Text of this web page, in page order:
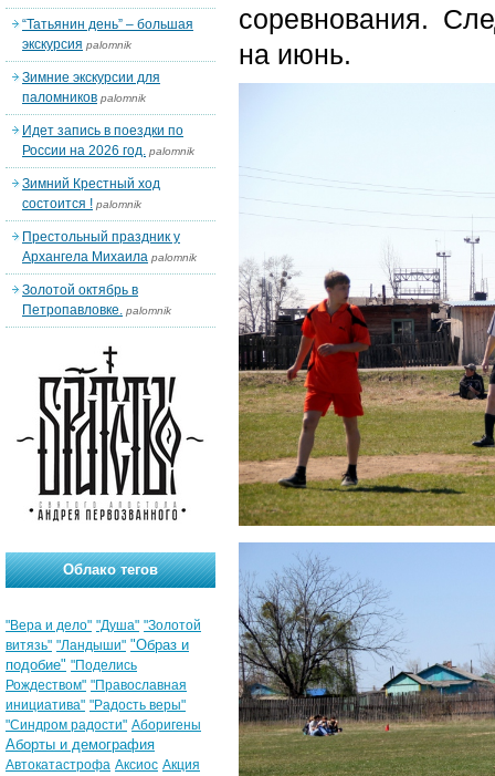
соревнования.
на июнь.
“Татьянин день” – большая
экскурсия palomnik
Зимние экскурсии для
паломников palomnik
Идет запись в поездки по
России на 2026 год. palomnik
Зимний Крестный ход
состоится ! palomnik
Престольный праздник у
Архангела Михаила palomnik
Золотой октябрь в
Петропавловке. palomnik
Облако тегов
"Вера и дело" "Душа" "Золотой
витязь" "Ландыши" "Образ и
подобие" "Поделись
Рождеством" "Православная
инициатива" "Радость веры"
"Синдром радости" Аборигены
Аборты и демография
Автокатастрофа Аксиос Акция